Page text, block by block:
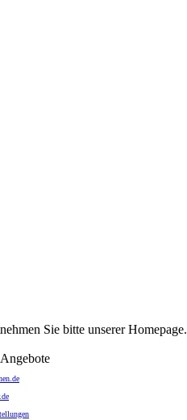
Sie bitte unserer Homepage.